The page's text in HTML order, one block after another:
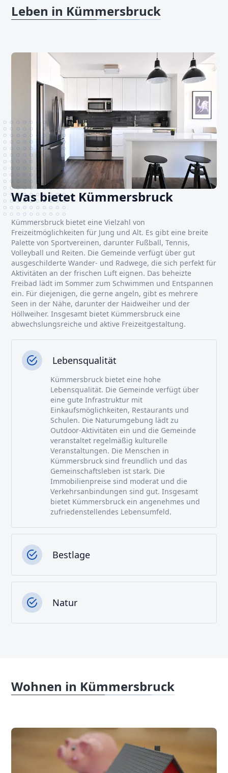
Leben in Kümmersbruck
Was bietet Kümmersbruck
Kümmersbruck bietet eine Vielzahl von
Freizeitmöglichkeiten für Jung und Alt. Es gibt eine breite
Palette von Sportvereinen, darunter Fußball, Tennis,
Volleyball und Reiten. Die Gemeinde verfügt über gut
ausgeschilderte Wander- und Radwege, die sich perfekt für
Aktivitäten an der frischen Luft eignen. Das beheizte
Freibad lädt im Sommer zum Schwimmen und Entspannen
ein. Für diejenigen, die gerne angeln, gibt es mehrere
Seen in der Nähe, darunter der Haidweiher und der
Höllweiher. Insgesamt bietet Kümmersbruck eine
abwechslungsreiche und aktive Freizeitgestaltung.
Lebensqualität
Kümmersbruck bietet eine hohe
Lebensqualität. Die Gemeinde verfügt über
eine gute Infrastruktur mit
Einkaufsmöglichkeiten, Restaurants und
Schulen. Die Naturumgebung lädt zu
Outdoor-Aktivitäten ein und die Gemeinde
veranstaltet regelmäßig kulturelle
Veranstaltungen. Die Menschen in
Kümmersbruck sind freundlich und das
Gemeinschaftsleben ist stark. Die
Immobilienpreise sind moderat und die
Verkehrsanbindungen sind gut. Insgesamt
bietet Kümmersbruck ein angenehmes und
zufriedenstellendes Lebensumfeld.
Bestlage
Natur
Wohnen in Kümmersbruck